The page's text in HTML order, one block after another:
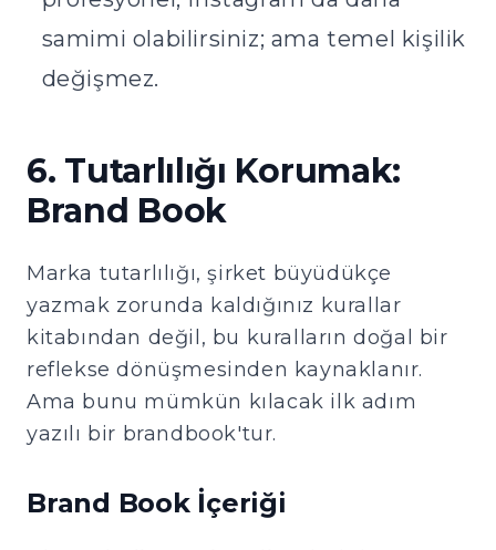
samimi olabilirsiniz; ama temel kişilik
değişmez.
6. Tutarlılığı Korumak:
Brand Book
Marka tutarlılığı, şirket büyüdükçe
yazmak zorunda kaldığınız kurallar
kitabından değil, bu kuralların doğal bir
reflekse dönüşmesinden kaynaklanır.
Ama bunu mümkün kılacak ilk adım
yazılı bir brandbook'tur.
Brand Book İçeriği